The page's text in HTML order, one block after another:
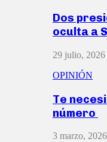
Dos
oculta a
29 julio, 2026
OPINIÓN
Te
número
3 marzo, 2026